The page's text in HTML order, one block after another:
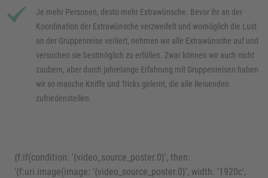
Je mehr Personen, desto mehr Extrawünsche. Bevor ihr an der
Koordination der Extrawünsche verzweifelt und womöglich die Lust
an der Gruppenreise verliert, nehmen wir alle Extrawünsche auf und
versuchen sie bestmöglich zu erfüllen. Zwar können wir auch nicht
zaubern, aber durch jahrelange Erfahrung mit Gruppenreisen haben
wir so manche Kniffe und Tricks gelernt, die alle Reisenden
zufriedenstellen.
{f:if(condition: '{video_source_poster.0}', then:
'{f:uri.image(image: '{video_source_poster.0}', width: '1920c',